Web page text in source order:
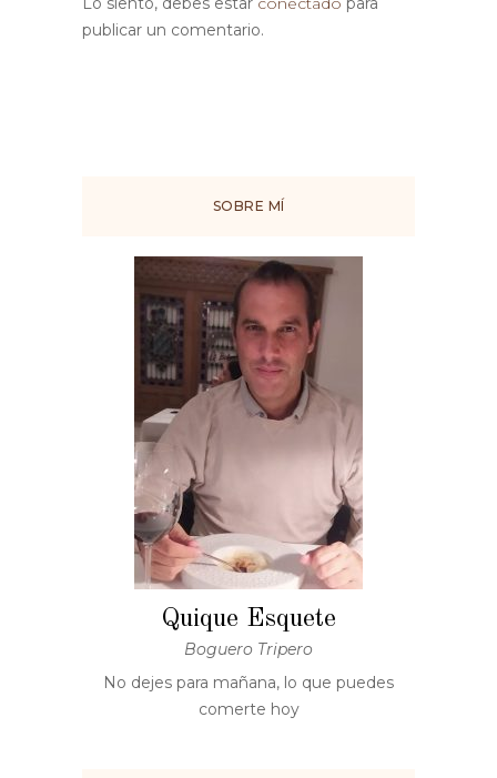
publicar un comentario.
SOBRE MÍ
Quique Esquete
Boguero Tripero
No dejes para mañana, lo que puedes
comerte hoy